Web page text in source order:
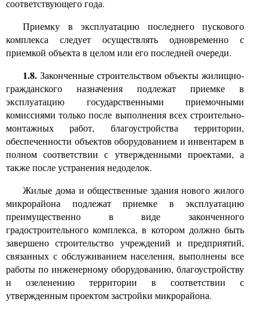
соответствующего года.
Приемку в эксплуатацию последнего пускового
комплекса следует осуществлять одновременно с
приемкой объекта в целом или его последней очереди.
1.8. Законченные строительством объекты жилищно-
гражданского назначения подлежат приемке в
эксплуатацию государственными приемочными
комиссиями только после выполнения всех строительно-
монтажных работ, благоустройства территории,
обеспеченности объектов оборудованием и инвентарем в
полном соответствии с утвержденными проектами, а
также после устранения недоделок.
Жилые дома и общественные здания нового жилого
микрорайона подлежат приемке в эксплуатацию
преимущественно в виде законченного
градостроительного комплекса, в котором должно быть
завершено строительство учреждений и предприятий,
связанных с обслуживанием населения, выполнены все
работы по инженерному оборудованию, благоустройству
и озеленению территории в соответствии с
утвержденным проектом застройки микрорайона.